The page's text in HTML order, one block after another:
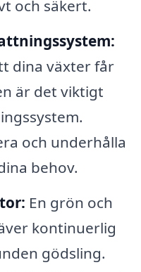
och säkert.
dina växter får
är det viktigt
och underhålla
behov.
En grön och
kontinuerlig
gödsling.